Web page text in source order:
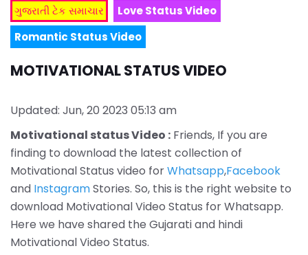
ગુજરાતી ટેક સમાચાર
Love Status Video
Romantic Status Video
MOTIVATIONAL STATUS VIDEO
Updated: Jun, 20 2023 05:13 am
Motivational status Video : Friends, If you are
finding to download the latest collection of
Motivational Status video forWhatsapp,Facebook
and InstagramStories. So, this is the right website to
download Motivational Video Status for Whatsapp.
Here we have shared the Gujarati and hindi
Motivational Video Status.